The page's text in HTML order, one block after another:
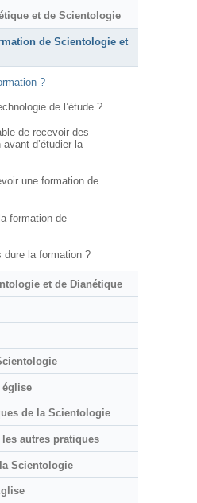
et de Scientologie
de Scientologie et
?
de l’étude ?
de recevoir des
d’étudier la
une formation de
formation de
dure la formation ?
et de Dianétique
église
de la Scientologie
autres pratiques
Scientologie